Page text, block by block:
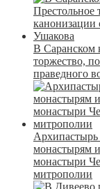
В Саранском
торжество,
праведного
Архипастырь
монастырям
монастыри
митрополии